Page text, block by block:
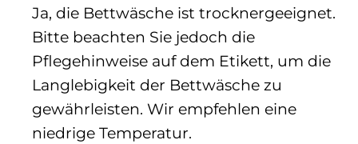
Ja, die Bettwäsche ist trocknergeeignet.
Bitte beachten Sie jedoch die
Pflegehinweise auf dem Etikett, um die
Langlebigkeit der Bettwäsche zu
gewährleisten. Wir empfehlen eine
niedrige Temperatur.